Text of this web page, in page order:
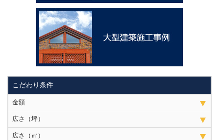
こだわり条件
金額
広さ（坪）
広さ（㎡）